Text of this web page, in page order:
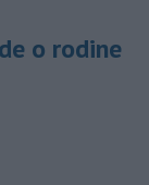
o rodine